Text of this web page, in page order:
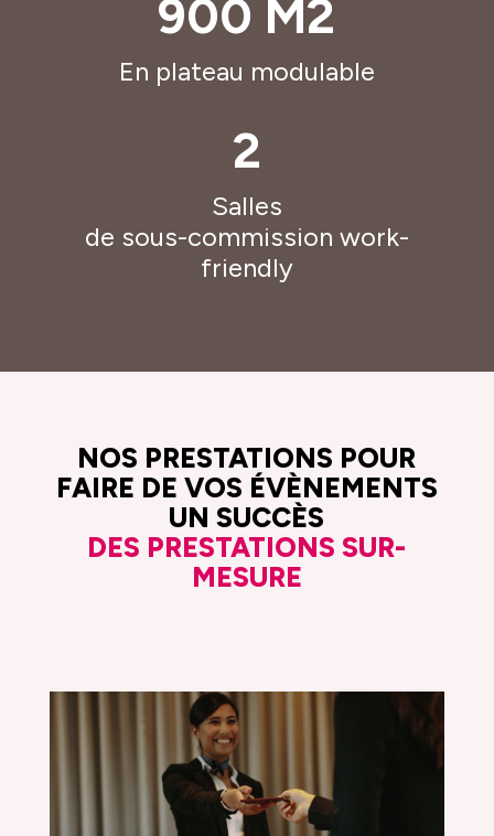
900 M2
En plateau modulable
2
Salles
de sous-commission work-
friendly
NOS PRESTATIONS POUR
FAIRE DE VOS ÉVÈNEMENTS
UN SUCCÈS
DES PRESTATIONS SUR-
MESURE